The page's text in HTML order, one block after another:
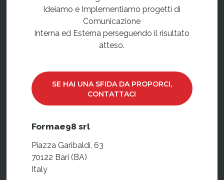
Ideiamo e Implementiamo progetti di
Comunicazione
Interna ed Esterna perseguendo il risultato
atteso.
SE HAI UNA SFIDA DA PROPORCI,
CONTATTACI
Formae98 srl
Piazza Garibaldi, 63
70122 Bari (BA)
Italy